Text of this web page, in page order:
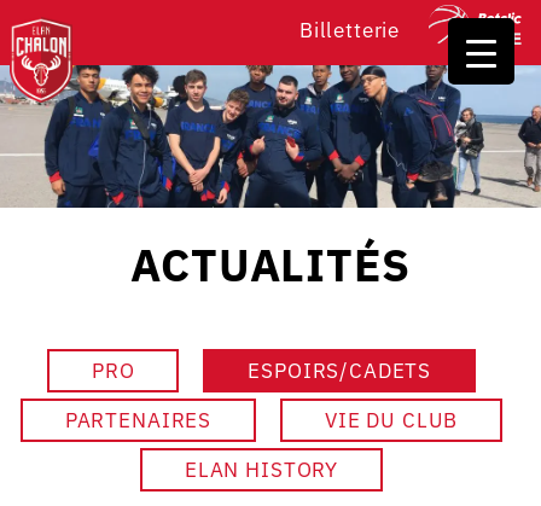
Billetterie
ACTUALITÉS
PRO
ESPOIRS/CADETS
PARTENAIRES
VIE DU CLUB
ELAN HISTORY